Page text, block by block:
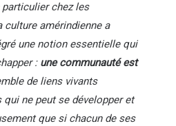
chez les
culture amérindienne a
une notion essentielle qui
: une communauté est
de liens vivants
qui ne peut se développer et
que si chacun de ses